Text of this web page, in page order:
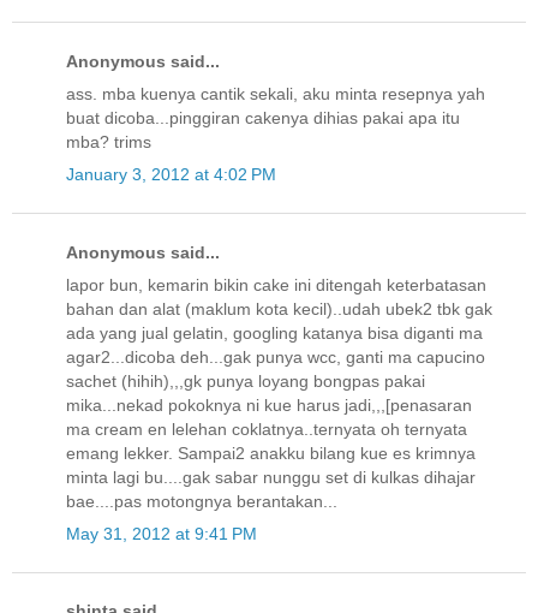
Anonymous said...
ass. mba kuenya cantik sekali, aku minta resepnya yah
buat dicoba...pinggiran cakenya dihias pakai apa itu
mba? trims
January 3, 2012 at 4:02 PM
Anonymous said...
lapor bun, kemarin bikin cake ini ditengah keterbatasan
bahan dan alat (maklum kota kecil)..udah ubek2 tbk gak
ada yang jual gelatin, googling katanya bisa diganti ma
agar2...dicoba deh...gak punya wcc, ganti ma capucino
sachet (hihih),,,gk punya loyang bongpas pakai
mika...nekad pokoknya ni kue harus jadi,,,[penasaran
ma cream en lelehan coklatnya..ternyata oh ternyata
emang lekker. Sampai2 anakku bilang kue es krimnya
minta lagi bu....gak sabar nunggu set di kulkas dihajar
bae....pas motongnya berantakan...
May 31, 2012 at 9:41 PM